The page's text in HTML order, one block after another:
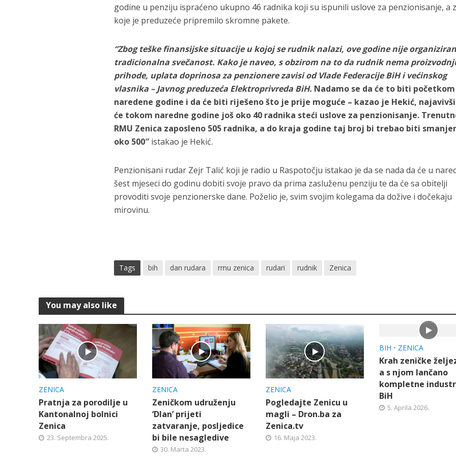
godine u penziju ispraćeno ukupno 46 radnika koji su ispunili uslove za penzionisanje, a
koje je preduzeće pripremilo skromne pakete.
“Zbog teške finansijske situacije u kojoj se rudnik nalazi, ove godine nije
tradicionalna svečanost. Kako je naveo, s obzirom na to da rudnik nema
prihode, uplata doprinosa za penzionere zavisi od Vlade Federacije BiH i većinskog
vlasnika – Javnog preduzeća Elektroprivreda BiH. Nadamo se da će to biti početkom
naredene godine i da će biti riješeno što je prije moguće – kazao je Hekić,
će tokom naredne godine još oko 40 radnika steći uslove za penzionisanje.
RMU Zenica zaposleno 505 radnika, a do kraja godine taj broj bi trebao biti
oko 500″istakao je Hekić.
Penzionisani rudar Zejr Talić koji je radio u Raspotočju istakao je da se nada da će u
šest mjeseci do godinu dobiti svoje pravo da prima zasluženu penziju te da će sa obitelji
provoditi svoje penzionerske dane. Poželio je, svim svojim kolegama da dožive i dočekaju
mirovinu.
Tags bih dan rudara rmu zenica rudari rudnik Zenica
You may also like
ZENICA
Pratnja za porodilje u
Kantonalnoj bolnici
Zenica
23. Septembra 2025.
ZENICA
Zeničkom udruženju
‘Dlan’ prijeti
zatvaranje, posljedice
bi bile nesagledive
30. Marta 2023.
ZENICA
Pogledajte Zenicu u
magli – Dron.ba za
Zenica.tv
16. Maja 2023.
BIH • ZENICA
Krah zeničke
a s njom lančano
kompletne
BiH
5. Aprila 2026.